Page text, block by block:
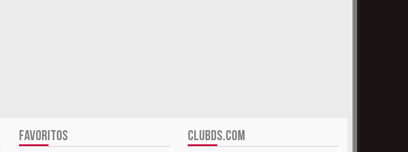
FAVORITOS CLUBDS.COM